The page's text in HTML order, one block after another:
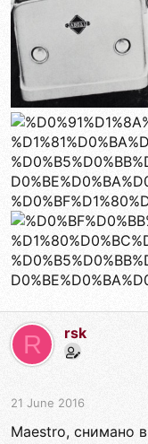
R rsk
21 June 2016
Maestro, снимано